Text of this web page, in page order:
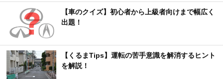
【車のクイズ】初心者から上級者向けまで幅広く
出題！
【くるまTips】運転の苦手意識を解消するヒント
を解説！